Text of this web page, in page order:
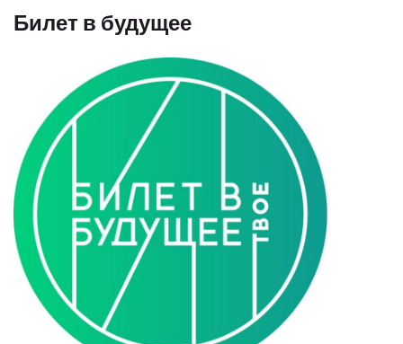
Билет в будущее